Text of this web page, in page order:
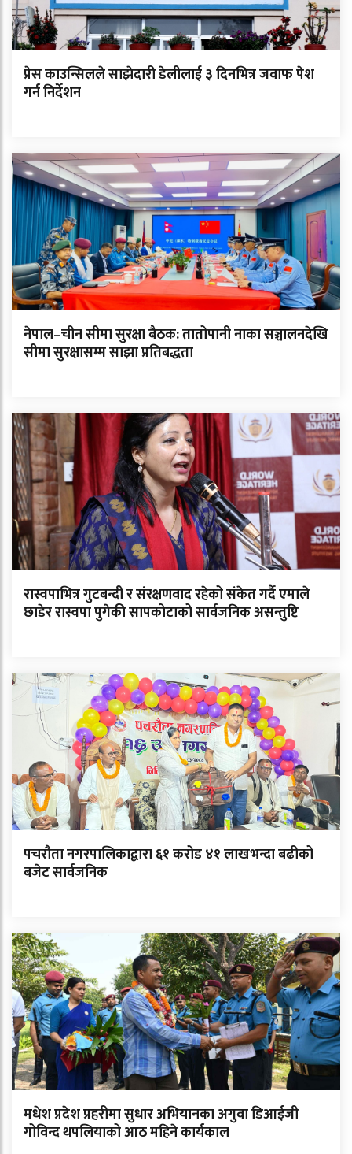
प्रेस काउन्सिलले साझेदारी डेलीलाई ३ दिनभित्र जवाफ पेश
गर्न निर्देशन
नेपाल–चीन सीमा सुरक्षा बैठक: तातोपानी नाका सञ्चालनदेखि
सीमा सुरक्षासम्म साझा प्रतिबद्धता
रास्वपाभित्र गुटबन्दी र संरक्षणवाद रहेको संकेत गर्दै एमाले
छाडेर रास्वपा पुगेकी सापकोटाको सार्वजनिक असन्तुष्टि
पचरौता नगरपालिकाद्वारा ६१ करोड ४१ लाखभन्दा बढीको
बजेट सार्वजनिक
मधेश प्रदेश प्रहरीमा सुधार अभियानका अगुवा डिआईजी
गोविन्द थपलियाको आठ महिने कार्यकाल